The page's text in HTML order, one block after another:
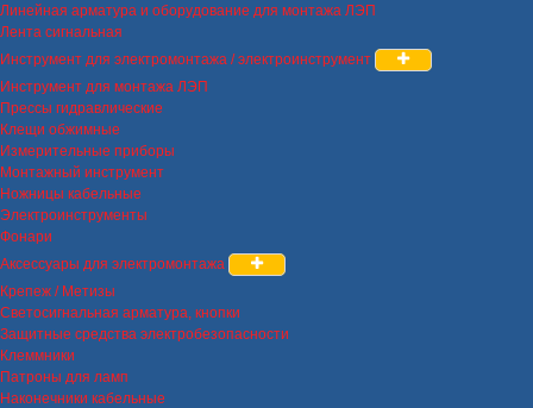
Линейная арматура и оборудование для монтажа ЛЭП
Лента сигнальная
Инструмент для электромонтажа / электроинструмент
Инструмент для монтажа ЛЭП
Прессы гидравлические
Клещи обжимные
Измерительные приборы
Монтажный инструмент
Ножницы кабельные
Электроинструменты
Фонари
Аксессуары для электромонтажа
Крепеж / Метизы
Светосигнальная арматура, кнопки
Защитные средства электробезопасности
Клеммники
Патроны для ламп
Наконечники кабельные